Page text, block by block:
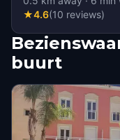
★4.6(10 reviews)
buurt